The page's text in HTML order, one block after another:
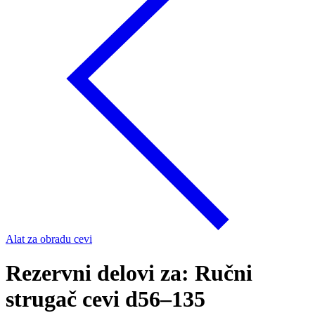
Alat za obradu cevi
Rezervni delovi za: Ručni
strugač cevi d56–135